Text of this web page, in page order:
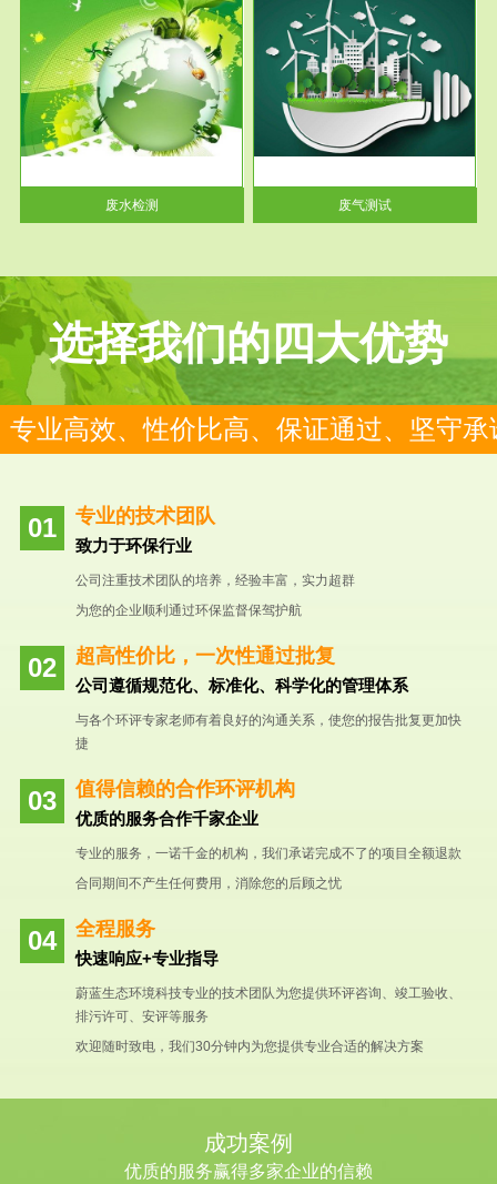
废水检测
服务范围
废气测试
检测范围工业废气检测包括有机
废气和无机废气。有机废气主要
包括...
废气测试
选择我们的四大优势
专业高效、性价比高、保证通过、坚守承
专业的技术团队
致力于环保行业
公司注重技术团队的培养，经验丰富，实力超群
为您的企业顺利通过环保监督保驾护航
超高性价比，一次性通过批复
公司遵循规范化、标准化、科学化的管理体系
与各个环评专家老师有着良好的沟通关系，使您的报告批复更加快
捷
值得信赖的合作环评机构
优质的服务合作千家企业
专业的服务，一诺千金的机构，我们承诺完成不了的项目全额退款
合同期间不产生任何费用，消除您的后顾之忧
全程服务
快速响应+专业指导
蔚蓝生态环境科技专业的技术团队为您提供环评咨询、竣工验收、
排污许可、安评等服务
欢迎随时致电，我们30分钟内为您提供专业合适的解决方案
成功案例
优质的服务赢得多家企业的信赖